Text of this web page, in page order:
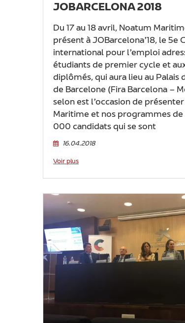
JOBARCELONA 2018
Du 17 au 18 avril, Noatum
présent à JOBarcelona’18, le 5e
international pour l’emploi
étudiants de premier cycle et
diplômés, qui aura lieu au Palais
de Barcelone (Fira Barcelona –
selon est l’occasion de
Maritime et nos programmes de
000 candidats qui se sont
16.04.2018
Voir plus